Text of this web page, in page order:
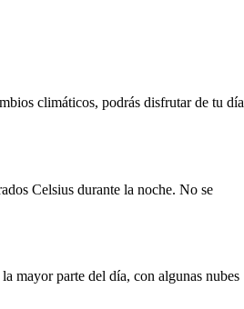
climáticos, podrás disfrutar de tu día
Celsius durante la noche. No se
mayor parte del día, con algunas nubes